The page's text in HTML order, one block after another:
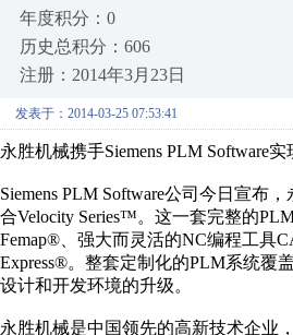
年度积分：0
历史总积分：606
注册：2014年3月23日
发表于：2014-03-25 07:53:41
永胜机械携手Siemens PLM Software
Siemens PLM Software公司今日宣布
合Velocity Series™。这一套完整的
Femap®、强大而灵活的NC编程工具
Express®。整套定制化的PLM系统覆
设计和开发环境的升级。
永胜机械是中国领先的高新技术企业